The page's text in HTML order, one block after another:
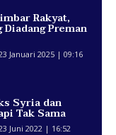
Rakyat,
Diadang Preman
Januari 2025 | 09:16
Syria dan
Tak Sama
Juni 2022 | 16:52